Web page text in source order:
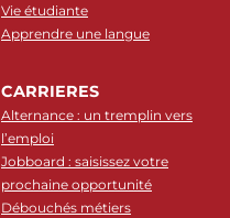
Vie étudiante
Apprendre une langue
CARRIERES
Alternance : un tremplin vers
l’emploi
Jobboard : saisissez votre
prochaine opportunité
Débouchés métiers